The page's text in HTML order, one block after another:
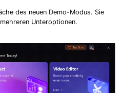
des neuen Demo-Modus. Sie
Unteroptionen.